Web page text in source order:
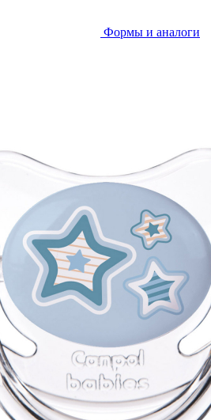
Формы и аналоги